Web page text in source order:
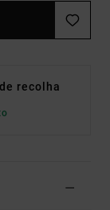
recolha